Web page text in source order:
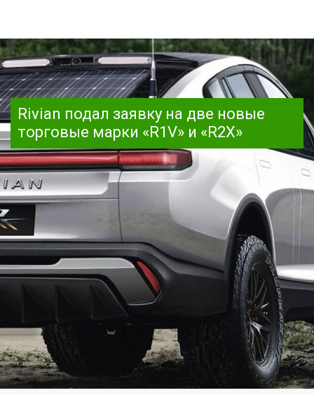
Rivian подал заявку на две новые
торговые марки «R1V» и «R2X»